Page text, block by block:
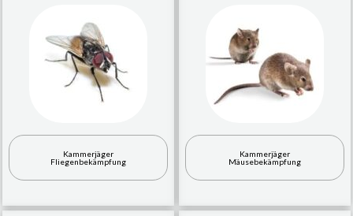
Kammerjäger
Fliegenbekämpfung
Kammerjäger
Mäusebekämpfung